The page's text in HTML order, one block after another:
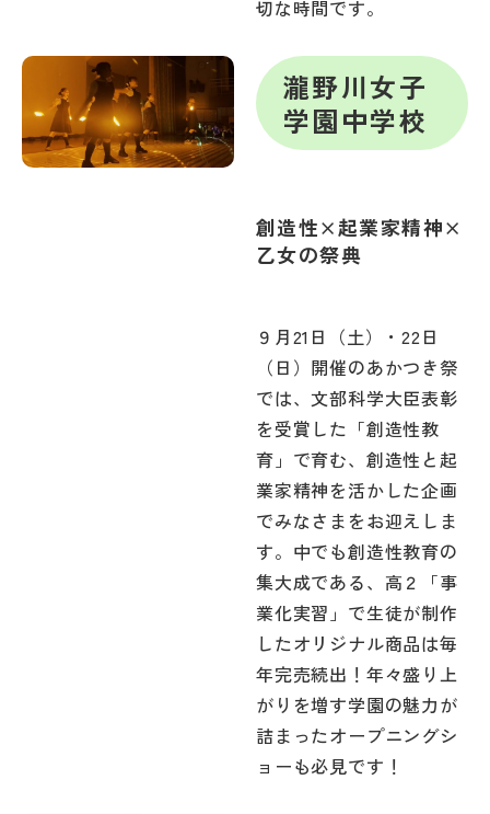
切な時間です。
瀧野川女子
学園中学校
創造性×起業家精神×
乙女の祭典
９月21日（土）・22日
（日）開催のあかつき祭
では、文部科学大臣表彰
を受賞した「創造性教
育」で育む、創造性と起
業家精神を活かした企画
でみなさまをお迎えしま
す。中でも創造性教育の
集大成である、高２「事
業化実習」で生徒が制作
したオリジナル商品は毎
年完売続出！年々盛り上
がりを増す学園の魅力が
詰まったオープニングシ
ョーも必見です！